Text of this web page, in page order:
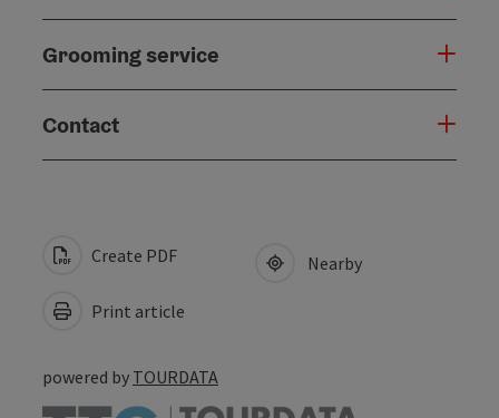
Grooming service
Contact
Create PDF
Print article
Nearby
powered by TOURDATA